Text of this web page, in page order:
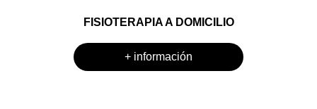
FISIOTERAPIA A DOMICILIO
+ información